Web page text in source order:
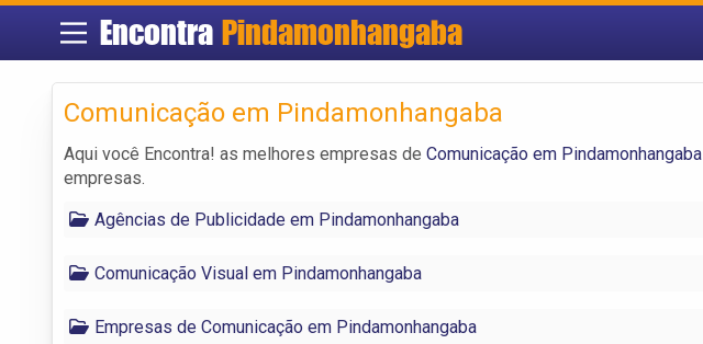
Encontra Pindamonhangaba
Comunicação em Pindamonhangaba
Aqui você Encontra! as melhores empresas de Comunicação em Pindamonhangaba
empresas.
Agências de Publicidade em Pindamonhangaba
Comunicação Visual em Pindamonhangaba
Empresas de Comunicação em Pindamonhangaba